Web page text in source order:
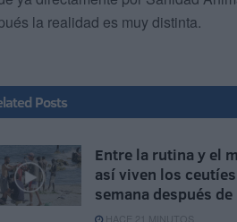
la realidad es muy distinta.
Posts
Entre la rutina y el
así viven los
semana después
HACE 21 MINUTOS